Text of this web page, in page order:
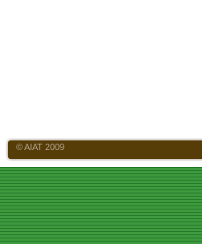
© AIAT 2009